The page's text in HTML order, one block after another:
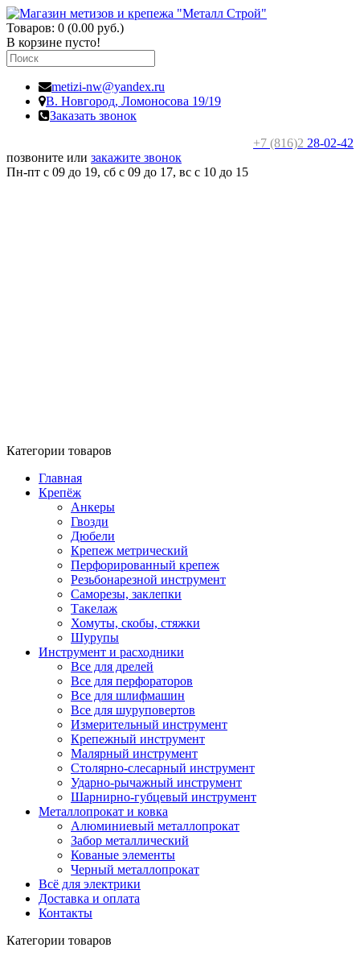
Товаров: 0 (0.00 руб.)
В корзине пусто!
metizi-nw@yandex.ru
В. Новгород, Ломоносова 19/19
Заказать звонок
+7 (816)2 28-02-42
позвоните или закажите звонок
Пн-пт с 09 до 19, сб с 09 до 17, вс c 10 до 15
Категории товаров
Главная
Крепёж
Анкеры
Гвозди
Дюбели
Крепеж метрический
Перфорированный крепеж
Резьбонарезной инструмент
Саморезы, заклепки
Такелаж
Хомуты, скобы, стяжки
Шурупы
Инструмент и расходники
Все для дрелей
Все для перфораторов
Все для шлифмашин
Все для шуруповертов
Измерительный инструмент
Крепежный инструмент
Малярный инструмент
Столярно-слесарный инструмент
Ударно-рычажный инструмент
Шарнирно-губцевый инструмент
Металлопрокат и ковка
Алюминиевый металлопрокат
Забор металлический
Кованые элементы
Черный металлопрокат
Всё для электрики
Доставка и оплата
Контакты
Категории товаров